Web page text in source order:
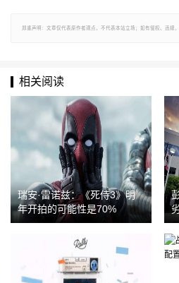
郑重声明：文章仅代表原作者观点，不代表本站立场；如有侵权、违规
相关阅读
瑞安·雷诺兹：《死侍3》明
年开拍的可能性是70%